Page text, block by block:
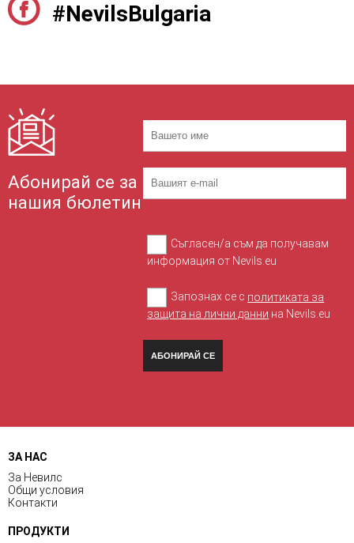
#NevilsBulgaria
Абонирай се за
нашия бюлетин
Съгласен/а съм да получавам
информация от Nevils.eu
Запознах се с политиката за
защита на лични данни на Nevils.eu
АБОНИРАЙ СЕ
ЗА НАС
За Невилс
Общи условия
Контакти
ПРОДУКТИ